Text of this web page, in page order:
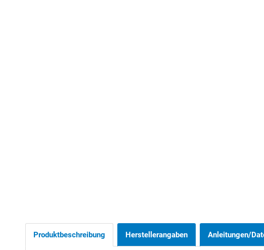
Produktbeschreibung Herstellerangaben Anleitungen/